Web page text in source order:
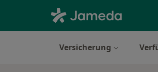
Versicherung